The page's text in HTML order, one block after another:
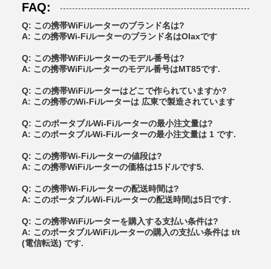
FAQ:
Q: この携帯WiFiルーターのブランド名は?
A: この携帯Wi-Fiルーターのブランド名はOlaxです
Q: この携帯WiFiルーターのモデル番号は?
A: この携帯WiFiルーターのモデル番号はMT85です.
Q: この携帯WiFiルーターはどこで作られていますか?
A: この携帯のWi-Fiルーターは 広東で製造されています
Q: このポータブルWi-Fiルーターの最小注文量は?
A: このポータブルWi-Fiルーターの最小注文量は 1 です.
Q: この携帯Wi-Fiルーターの値段は?
A: この携帯WiFiルーターの価格は15ドルです5.
Q: この携帯Wi-Fiルーターの配送時間は?
A: このポータブルWi-Fiルーターの配送時間は5日です.
Q: この携帯WiFiルーターを購入する支払い条件は?
A: このポータブルWiFiルーターの購入の支払い条件は t/t
(電信転送) です.